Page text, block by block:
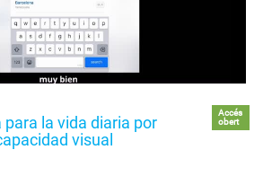
la vida diaria por
visual
Accés
obert